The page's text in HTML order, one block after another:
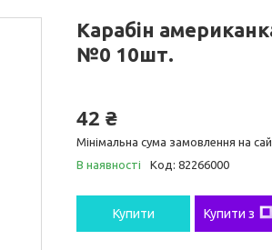
Карабін
№0 10шт.
42 ₴
Мінімальна сума замовлення на
В наявності
Код: 82266000
Купити Купити з